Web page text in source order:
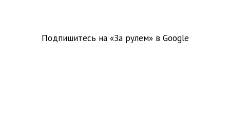
Подпишитесь на «За рулем» в Google